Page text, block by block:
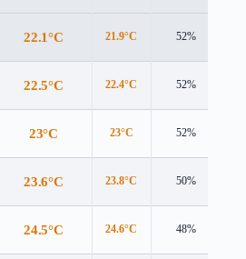
22.1°C 21.9°C 52%
22.5°C 22.4°C 52%
23°C 23°C 52%
23.6°C 23.8°C 50%
24.5°C 24.6°C 48%